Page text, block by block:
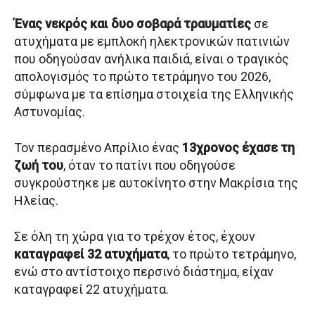
Ένας νεκρός και δυο σοβαρά τραυματίες σε
ατυχήματα με εμπλοκή ηλεκτρονικών πατινιών
που οδηγούσαν ανήλικα παιδιά, είναι ο τραγικός
απολογισμός το πρώτο τετράμηνο του 2026,
σύμφωνα με τα επίσημα στοιχεία της Ελληνικής
Αστυνομίας.
Τον περασμένο Απρίλιο ένας 13χρονος έχασε τη
ζωή του, όταν το πατίνι που οδηγούσε
συγκρούστηκε με αυτοκίνητο στην Μακρίσια της
Ηλείας.
Σε όλη τη χώρα για το τρέχον έτος, έχουν
καταγραφεί 32 ατυχήματα, το πρώτο τετράμηνο,
ενώ στο αντίστοιχο περσινό διάστημα, είχαν
καταγραφεί 22 ατυχήματα.